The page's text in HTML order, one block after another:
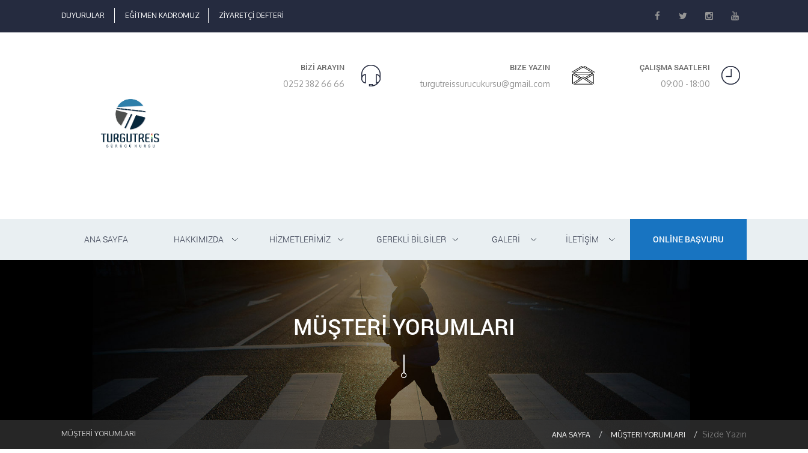
DUYURULAR EĞİTMEN KADROMUZ ZİYARETÇİ DEFTERİ
BİZİ ARAYIN
0252 382 66 66
BIZE YAZIN
turgutreissurucukursu@gmail.com
ÇALIŞMA SAATLERI
09:00 - 18:00
ANA SAYFA HAKKIMIZDA HİZMETLERİMİZ GEREKLİ BİLGİLER GALERİ İLETİŞİM ONLİNE BAŞVURU
MÜŞTERİ YORUMLARI
MÜŞTERİ YORUMLARI ANA SAYFA MÜŞTERI YORUMLARI Sizde Yazın